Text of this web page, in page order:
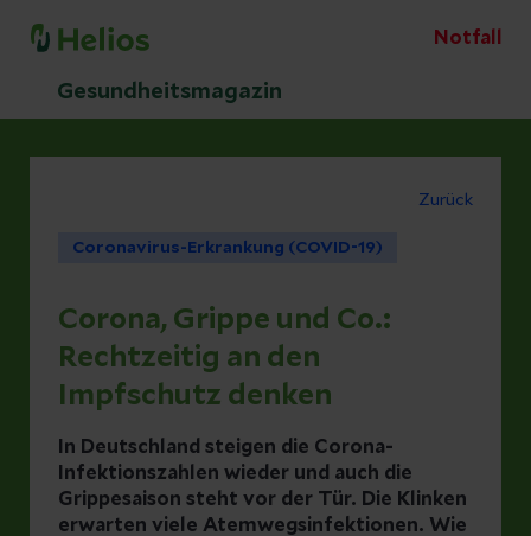
Notfall
Gesundheitsmagazin
Zurück
Coronavirus-Erkrankung (COVID-19)
Corona, Grippe und Co.:
Rechtzeitig an den
Impfschutz denken
In Deutschland steigen die Corona-
Infektionszahlen wieder und auch die
Grippesaison steht vor der Tür. Die Klinken
erwarten viele Atemwegsinfektionen. Wie